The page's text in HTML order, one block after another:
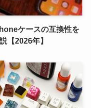
ケースの互換性を
【2026年】